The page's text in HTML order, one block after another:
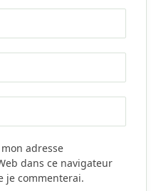
adresse
dans ce navigateur
je commenterai.